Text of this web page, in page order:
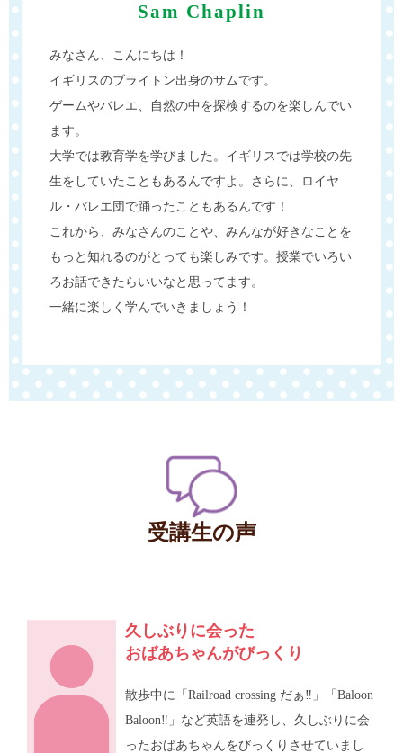
Sam Chaplin
みなさん、こんにちは！
イギリスのブライトン出身のサムです。
ゲームやバレエ、自然の中を探検するのを楽しんでい
ます。
大学では教育学を学びました。イギリスでは学校の先
生をしていたこともあるんですよ。さらに、ロイヤ
ル・バレエ団で踊ったこともあるんです！
これから、みなさんのことや、みんなが好きなことを
もっと知れるのがとっても楽しみです。授業でいろい
ろお話できたらいいなと思ってます。
一緒に楽しく学んでいきましょう！
受講生の声
久しぶりに会った
おばあちゃんがびっくり
散歩中に「Railroad crossing だぁ‼︎」「Baloon
Baloon‼︎」など英語を連発し、久しぶりに会
ったおばあちゃんをびっくりさせていまし